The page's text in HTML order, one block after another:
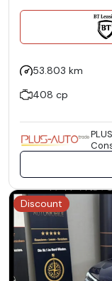
53.803 km
408 cp
Discount